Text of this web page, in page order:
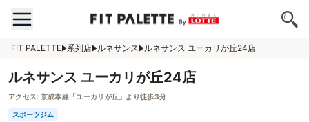
FIT PALETTE 系列店 ルネサンス ルネサンス ユーカリが丘24店
ルネサンス ユーカリが丘24店
アクセス: 京成本線「ユーカリが丘」より徒歩3分
スポーツジム